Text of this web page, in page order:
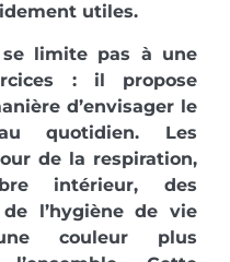
utiles.
limite pas à une
: il propose
d’envisager le
quotidien. Les
de la respiration,
intérieur, des
l’hygiène de vie
couleur plus